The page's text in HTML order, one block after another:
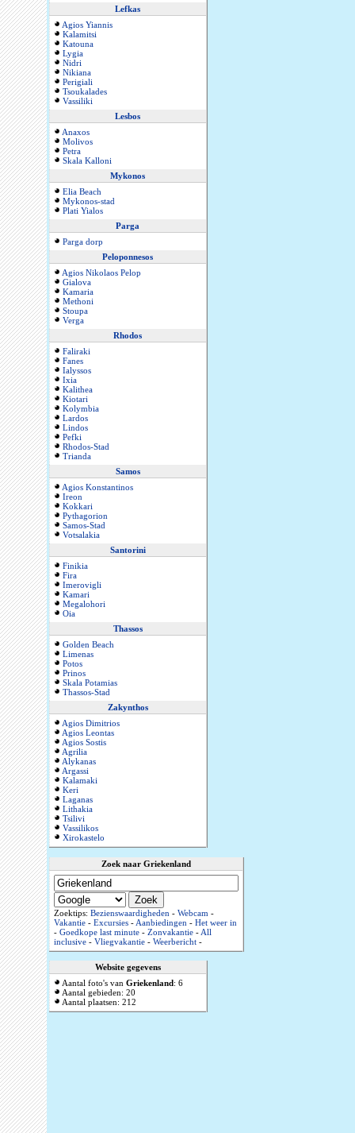
Lefkas
Agios Yiannis
Kalamitsi
Katouna
Lygia
Nidri
Nikiana
Perigiali
Tsoukalades
Vassiliki
Lesbos
Anaxos
Molivos
Petra
Skala Kalloni
Mykonos
Elia Beach
Mykonos-stad
Plati Yialos
Parga
Parga dorp
Peloponnesos
Agios Nikolaos Pelop
Gialova
Kamaria
Methoni
Stoupa
Verga
Rhodos
Faliraki
Fanes
Ialyssos
Ixia
Kalithea
Kiotari
Kolymbia
Lardos
Lindos
Pefki
Rhodos-Stad
Trianda
Samos
Agios Konstantinos
Ireon
Kokkari
Pythagorion
Samos-Stad
Votsalakia
Santorini
Finikia
Fira
Imerovigli
Kamari
Megalohori
Oia
Thassos
Golden Beach
Limenas
Potos
Prinos
Skala Potamias
Thassos-Stad
Zakynthos
Agios Dimitrios
Agios Leontas
Agios Sostis
Agrilia
Alykanas
Argassi
Kalamaki
Keri
Laganas
Lithakia
Tsilivi
Vassilikos
Xirokastelo
Zoek naar Griekenland
Zoektips: Bezienswaardigheden- Webcam-
Vakantie- Excursies-Aanbiedingen- Het weer in
- Goedkope last minute- Zonvakantie-All
inclusive- Vliegvakantie- Weerbericht-
Website gegevens
Aantal foto's van Griekenland: 6
Aantal gebieden: 20
Aantal plaatsen: 212